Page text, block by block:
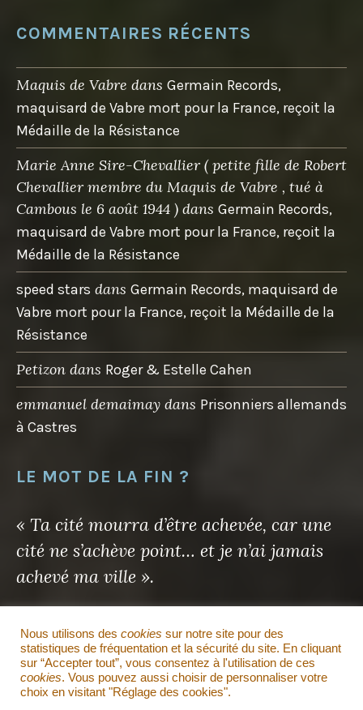
COMMENTAIRES RÉCENTS
Maquis de Vabre dans Germain Records,
maquisard de Vabre mort pour la France, reçoit la
Médaille de la Résistance
Marie Anne Sire-Chevallier ( petite fille de Robert
Chevallier membre du Maquis de Vabre , tué à
Cambous le 6 août 1944 ) dans Germain Records,
maquisard de Vabre mort pour la France, reçoit la
Médaille de la Résistance
speed stars dans Germain Records, maquisard de
Vabre mort pour la France, reçoit la Médaille de la
Résistance
Petizon dans Roger & Estelle Cahen
emmanuel demaimay dans Prisonniers allemands
à Castres
LE MOT DE LA FIN ?
« Ta cité mourra d’être achevée, car une
cité ne s’achève point… et je n’ai jamais
achevé ma ville ».
Antoine de Saint-Exupéry
Il en sera de même pour ce site…
Nous utilisons des cookies sur notre site pour des
statistiques de fréquentation et la sécurité du site. En cliquant
sur “Accepter tout”, vous consentez à l'utilisation de ces
cookies. Vous pouvez aussi choisir de personnaliser votre
choix en visitant "Réglage des cookies".